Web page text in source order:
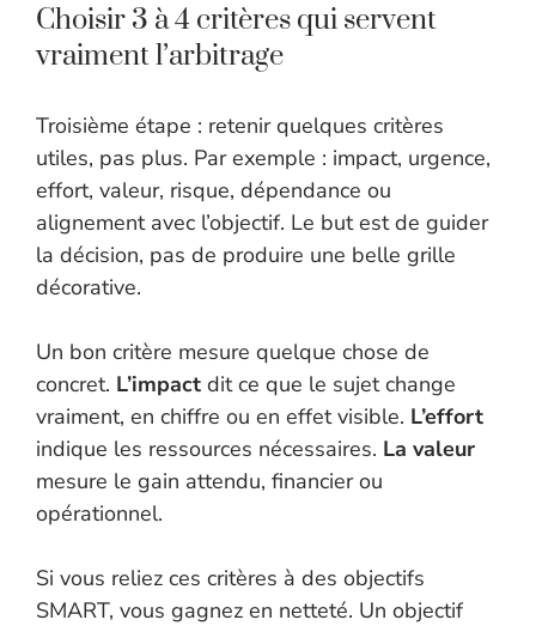
Choisir 3 à 4 critères qui servent
vraiment l’arbitrage
Troisième étape : retenir quelques critères
utiles, pas plus. Par exemple : impact, urgence,
effort, valeur, risque, dépendance ou
alignement avec l’objectif. Le but est de guider
la décision, pas de produire une belle grille
décorative.
Un bon critère mesure quelque chose de
concret. L’impact dit ce que le sujet change
vraiment, en chiffre ou en effet visible. L’effort
indique les ressources nécessaires. La valeur
mesure le gain attendu, financier ou
opérationnel.
Si vous reliez ces critères à des objectifs
SMART, vous gagnez en netteté. Un objectif